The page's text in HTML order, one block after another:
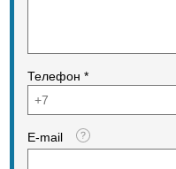
Телефон *
E-mail